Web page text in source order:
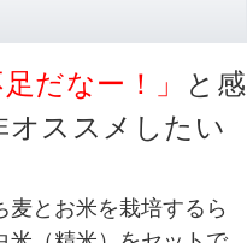
だなー！」
と感
オススメしたい
麦とお米を栽培するら